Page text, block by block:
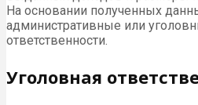
На основании полученных
административные или
ответственности.
Уголовная